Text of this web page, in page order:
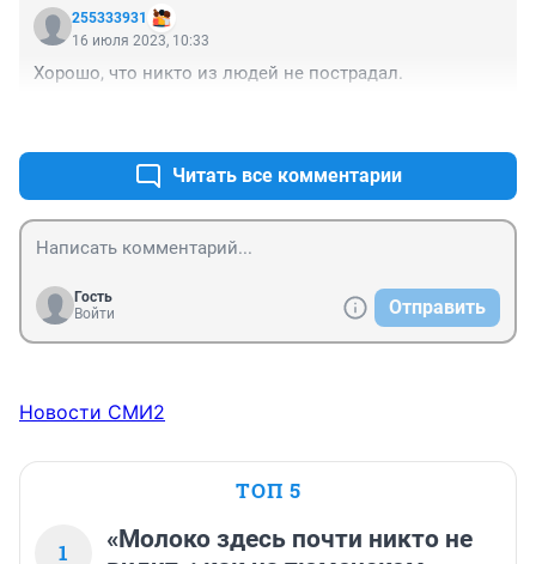
255333931
16 июля 2023, 10:33
Хорошо, что никто из людей не пострадал.
Читать все комментарии
Гость
Войти
Отправить
Новости СМИ2
ТОП 5
1
«Молоко здесь почти никто не